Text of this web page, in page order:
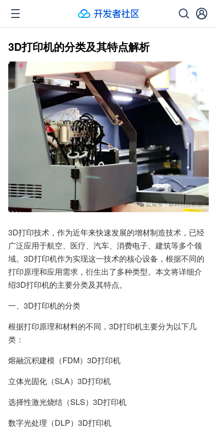
3D打印机的分类及其特点解析
3D打印技术，作为近年来快速发展的增材制造技术，已经
广泛应用于航空、医疗、汽车、消费电子、建筑等多个领
域。3D打印机作为实现这一技术的核心设备，根据不同的
打印原理和应用需求，衍生出了多种类型。本文将详细介
绍3D打印机的主要分类及其特点。
一、3D打印机的分类
根据打印原理和材料的不同，3D打印机主要分为以下几
类：
熔融沉积建模（FDM）3D打印机
立体光固化（SLA）3D打印机
选择性激光烧结（SLS）3D打印机
数字光处理（DLP）3D打印机